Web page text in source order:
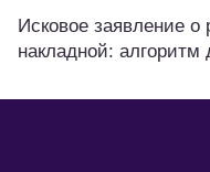
Исковое заявление о
накладной: